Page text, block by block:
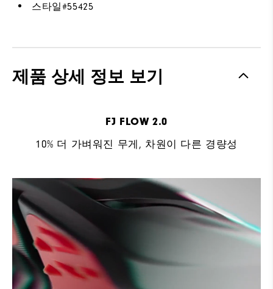
스타일#55425
제품 상세 정보 보기
FJ FLOW 2.0
10% 더 가벼워진 무게, 차원이 다른 경량성